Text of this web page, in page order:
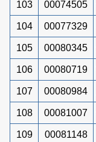
103 00074505
104 00077329
105 00080345
106 00080719
107 00080984
108 00081007
109 00081148